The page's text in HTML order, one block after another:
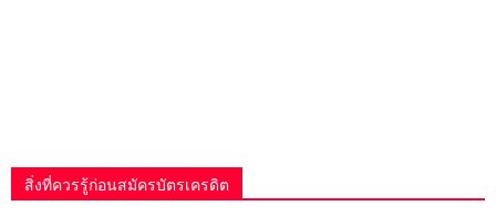
สิ่งที่ควรรู้ก่อนสมัครบัตรเครดิต